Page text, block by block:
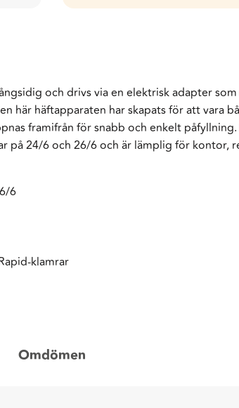
och drivs via en elektrisk adapter
här häftapparaten har skapats för att vara
framifrån för snabb och enkelt
på 24/6 och 26/6 och är lämplig för kontor,
6
klamrar
Omdömen